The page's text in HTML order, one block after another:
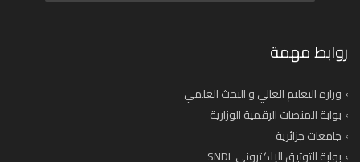
روابط مهمة
وزارة التعليم العالي و البحث العلمي
بوابة المنصات الرقمية الوزارية
جامعات جزائرية
بوابة التوثيق الإلكتروني SNDL